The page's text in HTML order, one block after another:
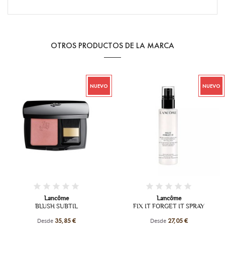
OTROS PRODUCTOS DE LA MARCA
NUEVO
Lancôme
BLUSH SUBTIL
Desde 35,85 €
NUEVO
Lancôme
FIX IT FORGET IT SPRAY
Desde 27,05 €